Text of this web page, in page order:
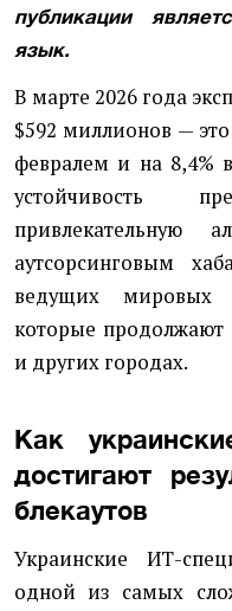
публикации
язык.
В марте 2026 года
$592 миллионов —
февралем и на 8,4%
устойчивость
привлекательную
аутсорсинговым
ведущих мировых
которые
и других городах.
Как
достигают
блекаутов
Украинские ИТ-
одной из самых